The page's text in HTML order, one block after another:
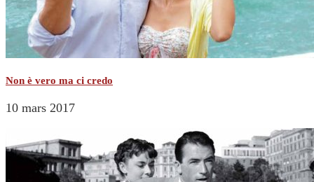
Non è vero ma ci credo
10 mars 2017